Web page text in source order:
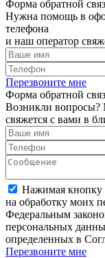
Форма обратной
Нужна помощь в
телефона
и наш оператор
Перезвоните мне
Форма обратной
Возникли вопросы?
свяжется с вами в
Нажимая кнопку
на обработку моих
Федеральным
персональных
определенных в
Перезвоните мне